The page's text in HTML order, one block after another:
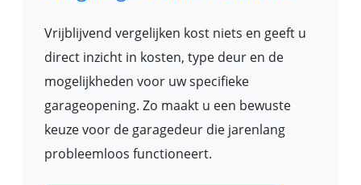
Vrijblijvend vergelijken kost niets en geeft u
direct inzicht in kosten, type deur en de
mogelijkheden voor uw specifieke
garageopening. Zo maakt u een bewuste
keuze voor de garagedeur die jarenlang
probleemloos functioneert.